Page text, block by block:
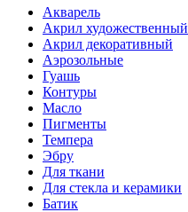
Акварель
Акрил художественный
Акрил декоративный
Аэрозольные
Гуашь
Контуры
Масло
Пигменты
Темпера
Эбру
Для ткани
Для стекла и керамики
Батик